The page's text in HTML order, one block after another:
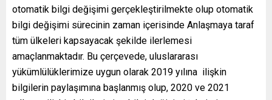
otomatik bilgi değişimi gerçekleştirilmekte olup otomatik
bilgi değişimi sürecinin zaman içerisinde Anlaşmaya taraf
tüm ülkeleri kapsayacak şekilde ilerlemesi
amaçlanmaktadır. Bu çerçevede, uluslararası
yükümlülüklerimize uygun olarak 2019 yılına ilişkin
bilgilerin paylaşımına başlanmış olup, 2020 ve 2021